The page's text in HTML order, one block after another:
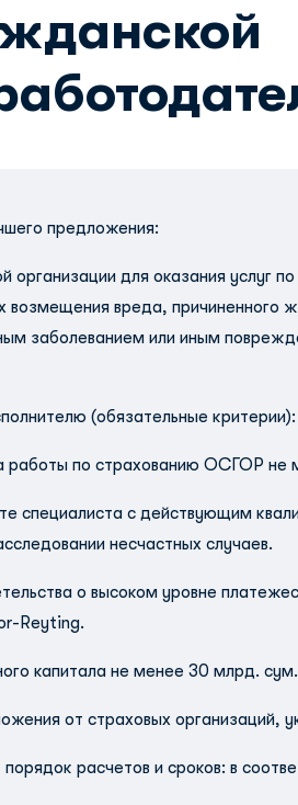
предложения:
организации для оказания услуг
вреда, причиненного
заболеванием или иным
(обязательные критерии):
работы по страхованию ОСГОР не
специалиста с действующим
несчастных случаев.
о высоком уровне
Reyting.
капитала не менее 30 млрд. сум.
от страховых организаций,
порядок расчетов и сроков: в